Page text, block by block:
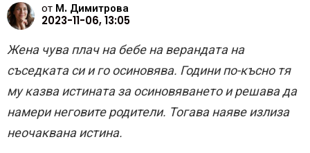
от М. Димитрова
2023-11-06, 13:05
Жена чува плач на бебе на верандата на
съседката си и го осиновява. Години по-късно тя
му казва истината за осиновяването и решава да
намери неговите родители. Тогава наяве излиза
неочаквана истина.